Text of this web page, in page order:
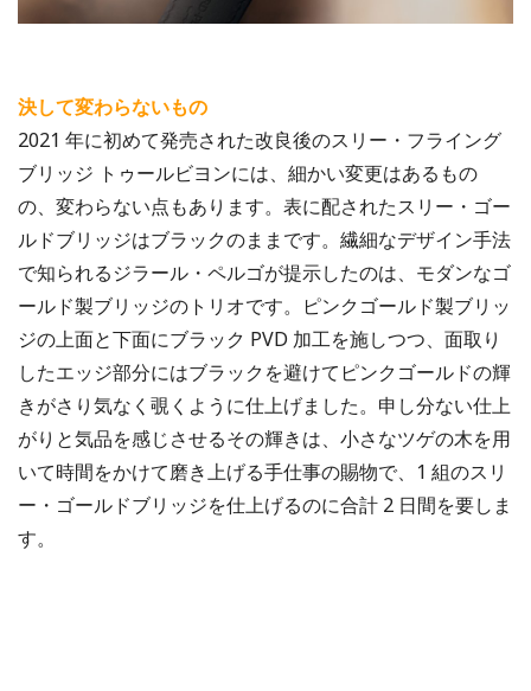
決して変わらないもの
2021 年に初めて発売された改良後のスリー・フライング
ブリッジ トゥールビヨンには、細かい変更はあるもの
の、変わらない点もあります。表に配されたスリー・ゴー
ルドブリッジはブラックのままです。繊細なデザイン手法
で知られるジラール・ペルゴが提示したのは、モダンなゴ
ールド製ブリッジのトリオです。ピンクゴールド製ブリッ
ジの上面と下面にブラック PVD 加工を施しつつ、面取り
したエッジ部分にはブラックを避けてピンクゴールドの輝
きがさり気なく覗くように仕上げました。申し分ない仕上
がりと気品を感じさせるその輝きは、小さなツゲの木を用
いて時間をかけて磨き上げる手仕事の賜物で、1 組のスリ
ー・ゴールドブリッジを仕上げるのに合計 2 日間を要しま
す。